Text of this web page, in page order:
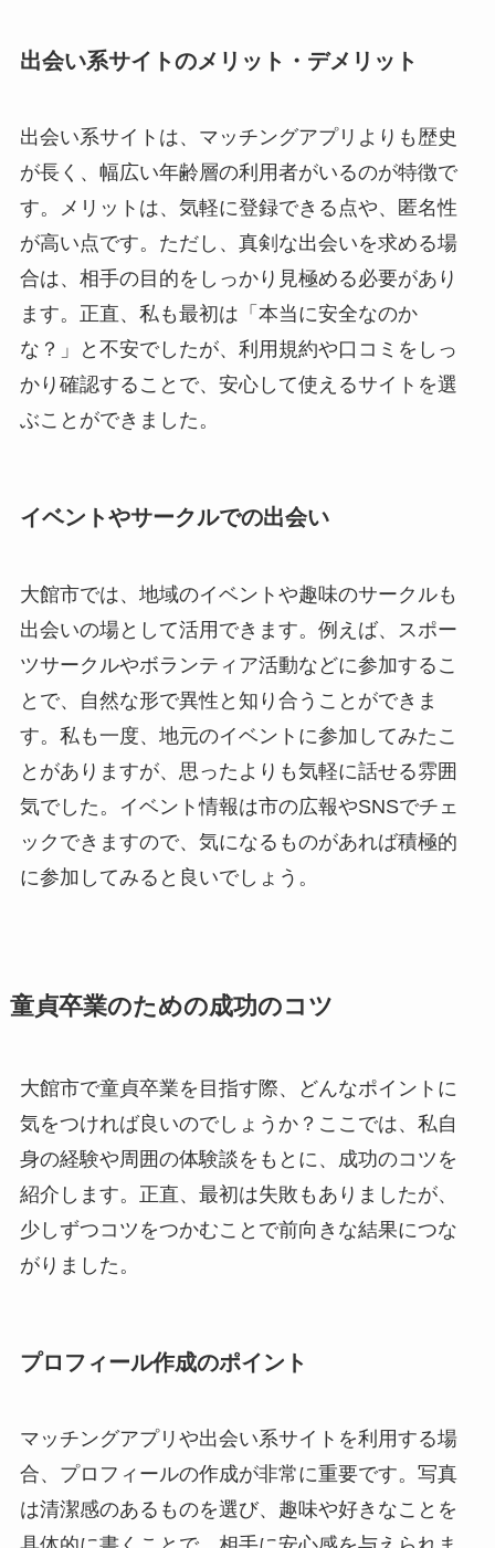
出会い系サイトのメリット・デメリット
出会い系サイトは、マッチングアプリよりも歴史
が長く、幅広い年齢層の利用者がいるのが特徴で
す。メリットは、気軽に登録できる点や、匿名性
が高い点です。ただし、真剣な出会いを求める場
合は、相手の目的をしっかり見極める必要があり
ます。正直、私も最初は「本当に安全なのか
な？」と不安でしたが、利用規約や口コミをしっ
かり確認することで、安心して使えるサイトを選
ぶことができました。
イベントやサークルでの出会い
大館市では、地域のイベントや趣味のサークルも
出会いの場として活用できます。例えば、スポー
ツサークルやボランティア活動などに参加するこ
とで、自然な形で異性と知り合うことができま
す。私も一度、地元のイベントに参加してみたこ
とがありますが、思ったよりも気軽に話せる雰囲
気でした。イベント情報は市の広報やSNSでチェ
ックできますので、気になるものがあれば積極的
に参加してみると良いでしょう。
童貞卒業のための成功のコツ
大館市で童貞卒業を目指す際、どんなポイントに
気をつければ良いのでしょうか？ここでは、私自
身の経験や周囲の体験談をもとに、成功のコツを
紹介します。正直、最初は失敗もありましたが、
少しずつコツをつかむことで前向きな結果につな
がりました。
プロフィール作成のポイント
マッチングアプリや出会い系サイトを利用する場
合、プロフィールの作成が非常に重要です。写真
は清潔感のあるものを選び、趣味や好きなことを